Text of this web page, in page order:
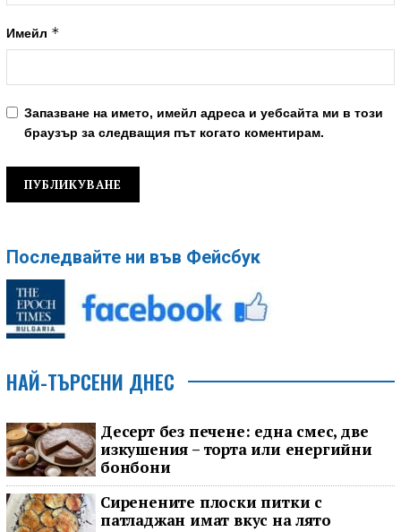
Имейл *
Запазване на името, имейл адреса и уебсайта ми в този
браузър за следващия път когато коментирам.
Последвайте ни във Фейсбук
НАЙ-ТЪРСЕНИ ДНЕС
Десерт без печене: една смес, две
изкушения – торта или енергийни
бонбони
Сиренените плоски питки с
патладжан имат вкус на лято